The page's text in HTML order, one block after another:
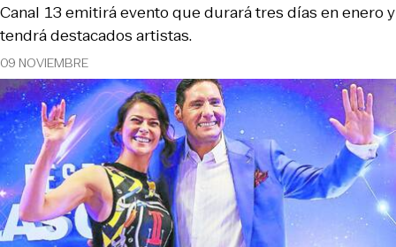
09 NOVIEMBRE
Canal 13 emitirá evento que durará tres días en enero y
tendrá destacados artistas.